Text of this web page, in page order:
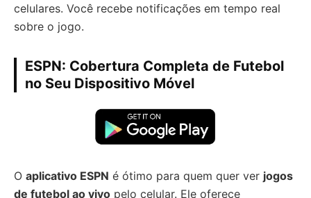
celulares. Você recebe notificações em tempo real
sobre o jogo.
ESPN: Cobertura Completa de Futebol
no Seu Dispositivo Móvel
O aplicativo ESPN é ótimo para quem quer ver jogos
de futebol ao vivo pelo celular. Ele oferece